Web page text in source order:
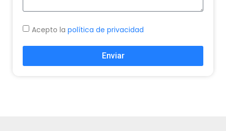
Acepto la política de privacidad
Enviar